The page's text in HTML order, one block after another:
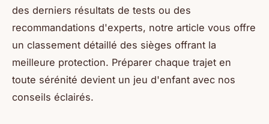
des derniers résultats de tests ou des
recommandations d'experts, notre article vous offre
un classement détaillé des sièges offrant la
meilleure protection. Préparer chaque trajet en
toute sérénité devient un jeu d'enfant avec nos
conseils éclairés.